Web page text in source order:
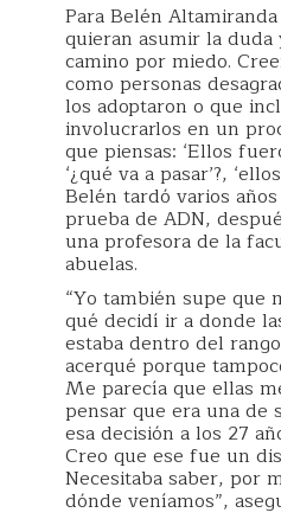
Para Belén
quieran asumir la duda
camino por miedo.
como personas
los adoptaron o que
involucrarlos en un
que piensas: ‘Ellos
‘¿qué va a pasar’?,
Belén tardó varios
prueba de ADN,
una profesora de la
abuelas.
“Yo también supe que
qué decidí ir a donde
estaba dentro del
acerqué porque
Me parecía que ellas
pensar que era una de
esa decisión a los 27
Creo que ese fue un
Necesitaba saber, por
dónde veníamos”,